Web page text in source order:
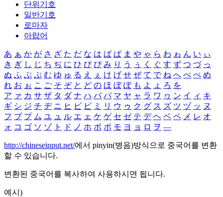
단위기호
일반기호
로마자
아랍어
あ ぁ か が さ ざ た だ な は ば ぱ ま や ゃ ら わ ゎ ん い ぃ
き ぎ し じ ち ぢ に ひ び ぴ み り う ぅ く ぐ す ず つ づ っ
ぬ ふ ぶ ぷ む ゆ ゅ る え ぇ け げ せ ぜ て で ね へ べ ぺ め
れ お ぉ こ ご そ ぞ と ど の ほ ぼ ぽ も よ ょ ろ を
ア ァ カ サ ザ タ ダ ナ ハ バ パ マ ヤ ャ ラ ワ ヮ ン イ ィ キ
ギ シ ジ チ ヂ ニ ヒ ビ ピ ミ リ ウ ゥ ク グ ス ズ ツ ヅ ッ ヌ
フ ブ プ ム ユ ュ ル エ ェ ケ ゲ セ ゼ テ デ ヘ ベ ペ メ レ オ
ォ コ ゴ ソ ゾ ト ド ノ ホ ボ ポ モ ヨ ョ ロ ヲ ―
http://chineseinput.net/에서 pinyin(병음)방식으로 중국어를 변환
할 수 있습니다.
변환된 중국어를 복사하여 사용하시면 됩니다.
예시)